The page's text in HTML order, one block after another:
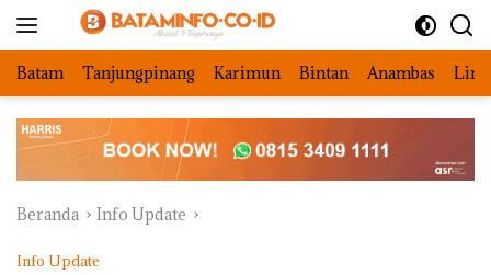
Batam Tanjungpinang Karimun Bintan Anambas
Beranda Info Update
Info Update